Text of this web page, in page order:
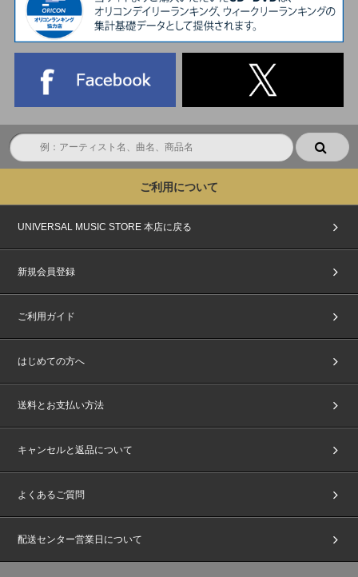
ご利用について
UNIVERSAL MUSIC STORE 本店に戻る
新規会員登録
ご利用ガイド
はじめての方へ
送料とお支払い方法
キャンセルと返品について
よくあるご質問
配送センター営業日について